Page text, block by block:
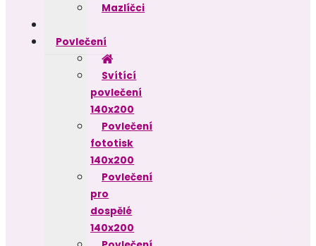
Mazlíčci
Povlečení
Svítící
povlečení
140x200
Povlečení
fototisk
140x200
Povlečení
pro
dospělé
140x200